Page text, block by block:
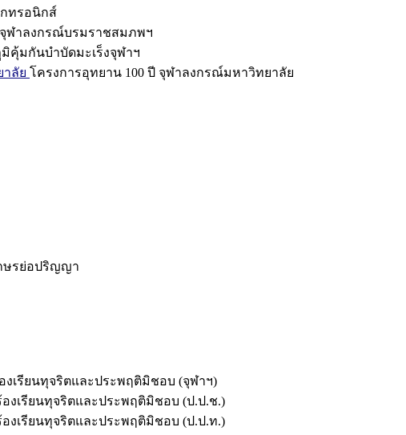
กทรอนิกส์
ฬาลงกรณ์บรมราชสมภพฯ
คุ้มกันบำบัดมะเร็งจุฬาฯ
าลัย โครงการอุทยาน 100 ปี จุฬาลงกรณ์มหาวิทยาลัย
รย่อปริญญา
งเรียนทุจริตและประพฤติมิชอบ (จุฬาฯ)
องเรียนทุจริตและประพฤติมิชอบ (ป.ป.ช.)
องเรียนทุจริตและประพฤติมิชอบ (ป.ป.ท.)